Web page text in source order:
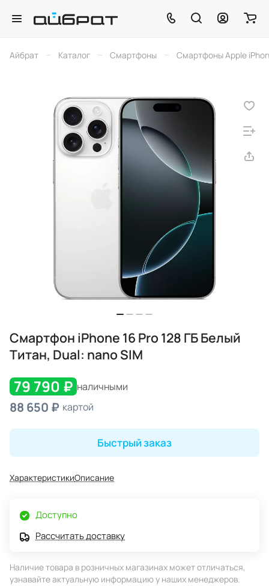
Айбрат – Каталог – Смартфоны – Смартфоны Apple
Смартфон iPhone 16 Pro 128 ГБ Белый
Титан, Dual: nano SIM
79 790 ₽ наличными
88 650 ₽ картой
Быстрый заказ
ХарактеристикиОписание
Доступно
Рассчитать доставку
Наличие товара в розничных магазинах может отличаться,
узнавайте актуальную информацию у наших менеджеров.